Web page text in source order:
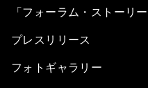
「フォーラム・ストーリー
プレスリリース
フォトギャラリー